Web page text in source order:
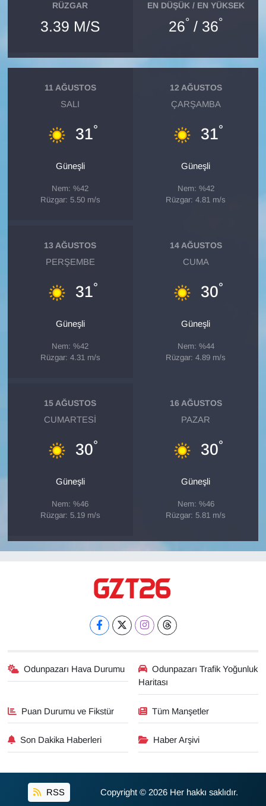
RÜZGAR
3.39 M/S
EN DÜŞÜK / EN YÜKSEK
26° / 36°
11 AĞUSTOS
SALI
31°
Güneşli
Nem: %42
Rüzgar: 5.50 m/s
12 AĞUSTOS
ÇARŞAMBA
31°
Güneşli
Nem: %42
Rüzgar: 4.81 m/s
13 AĞUSTOS
PERŞEMBE
31°
Güneşli
Nem: %42
Rüzgar: 4.31 m/s
14 AĞUSTOS
CUMA
30°
Güneşli
Nem: %44
Rüzgar: 4.89 m/s
15 AĞUSTOS
CUMARTESI
30°
Güneşli
Nem: %46
Rüzgar: 5.19 m/s
16 AĞUSTOS
PAZAR
30°
Güneşli
Nem: %46
Rüzgar: 5.81 m/s
Odunpazarı Hava Durumu
Odunpazarı Trafik Yoğunluk
Haritası
Puan Durumu ve Fikstür Tüm Manşetler
Son Dakika Haberleri Haber Arşivi
RSS Copyright © 2026 Her hakkı saklıdır.